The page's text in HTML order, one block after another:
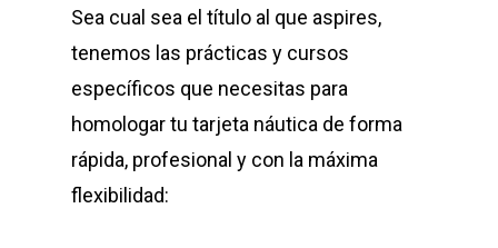
Sea cual sea el título al que aspires,
tenemos las prácticas y cursos
específicos que necesitas para
homologar tu tarjeta náutica de forma
rápida, profesional y con la máxima
flexibilidad: